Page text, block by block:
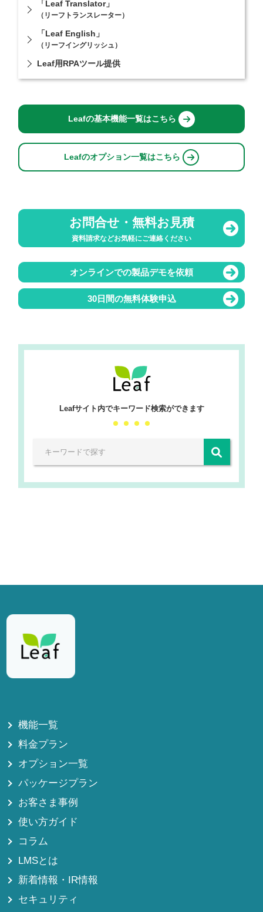
「Leaf Translator」
（リーフトランスレーター）
「Leaf English」
（リーフイングリッシュ）
Leaf用RPAツール提供
Leafの基本機能一覧はこちら
Leafのオプション一覧はこちら
お問合せ・無料お見積
資料請求などお気軽にご連絡ください
オンラインでの製品デモを依頼
30日間の無料体験申込
Leafサイト内でキーワード検索ができます
機能一覧
料金プラン
オプション一覧
パッケージプラン
お客さま事例
使い方ガイド
コラム
LMSとは
新着情報・IR情報
セキュリティ